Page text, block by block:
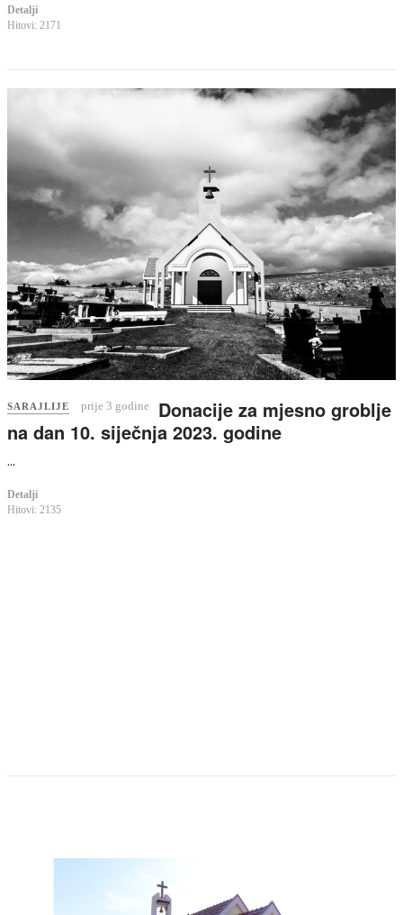
Detalji
Hitovi: 2171
SARAJLIJE prije 3 godine
Donacije za mjesno groblje
na dan 10. siječnja 2023. godine
...
Detalji
Hitovi: 2135